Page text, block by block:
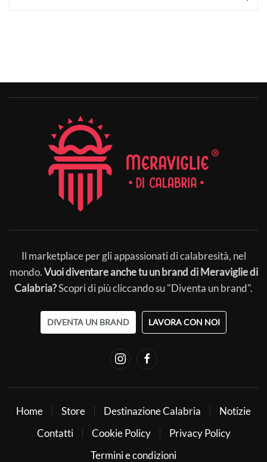
Il marketplace per gli appassionati di calabresità, nel
mondo.Vuoi diventare anche tu un brand di Meraviglie di
Calabria?Scopri di più cliccando su "Diventa un brand".
DIVENTA UN BRAND LAVORA CON NOI
Home Store Destinazione Calabria
Notizie
Contatti
Cookie Policy
Privacy Policy
Termini e condizioni